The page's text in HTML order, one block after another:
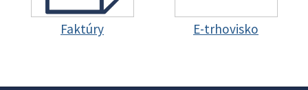
Faktúry E-trhovisko